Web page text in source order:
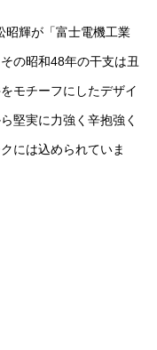
昭輝が「富士電機工業
の昭和48年の干支は丑
モチーフにしたデザイ
堅実に力強く辛抱強く
には込められていま